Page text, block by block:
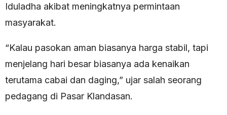
Iduladha akibat meningkatnya permintaan
masyarakat.
“Kalau pasokan aman biasanya harga stabil, tapi
menjelang hari besar biasanya ada kenaikan
terutama cabai dan daging,” ujar salah seorang
pedagang di Pasar Klandasan.